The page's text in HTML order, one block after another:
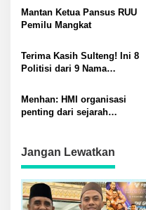
Ada Luka dan Memar
Mantan Ketua Pansus RUU
Pemilu Mangkat
Terima Kasih Sulteng! Ini 8
Politisi dari 9 Nama
KAHMI
Menhan: HMI organisasi
penting dari sejarah
Jangan Lewatkan